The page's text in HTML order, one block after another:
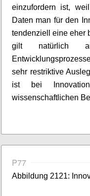
einzufordern ist,
Daten man für den
tendenziell eine eher
gilt natürlich
sehr restriktive
ist bei
wissenschaftlichen
P77
Abbildung 2121: